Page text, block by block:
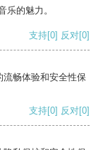
乐的魅力。
支持[0] 反对[0]
畅体验和安全性保
支持[0] 反对[0]